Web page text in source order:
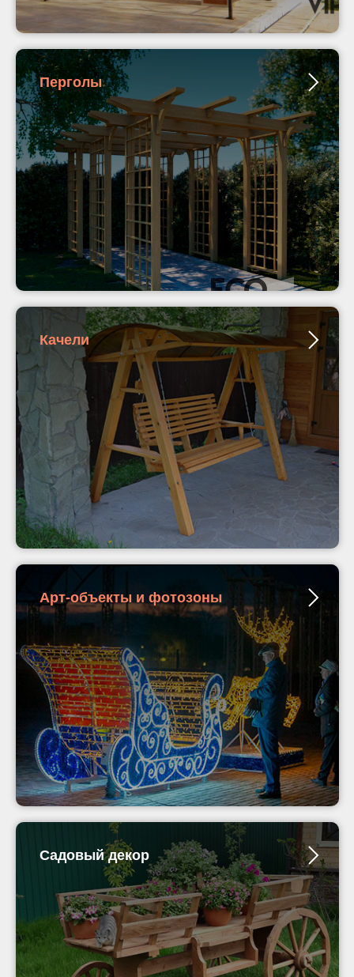
Перголы
Качели
Арт-объекты и фотозоны
Садовый декор